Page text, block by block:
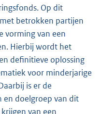
Op dit
betrokken partijen
vorming van een
Hierbij wordt het
definitieve oplossing
voor minderjarige
is er de
en doelgroep van dit
van een